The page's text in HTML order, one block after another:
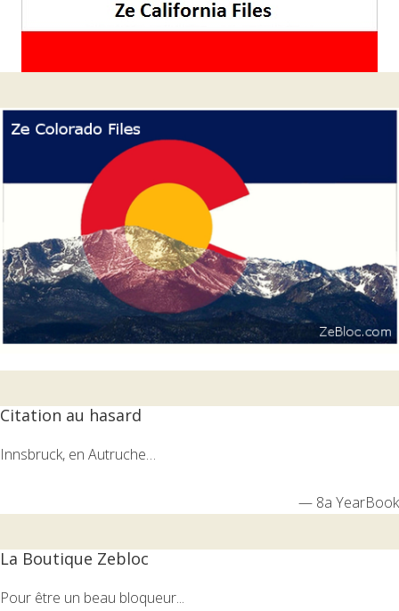
Citation au hasard
Innsbruck, en Autruche…
— 8a YearBook
La Boutique Zebloc
Pour être un beau bloqueur...